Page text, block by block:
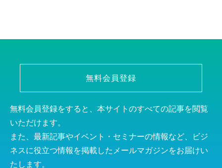
無料会員登録
無料会員登録をすると、本サイトのすべての記事を閲覧
いただけます。
また、最新記事やイベント・セミナーの情報など、ビジ
ネスに役立つ情報を掲載したメールマガジンをお届けい
たします。